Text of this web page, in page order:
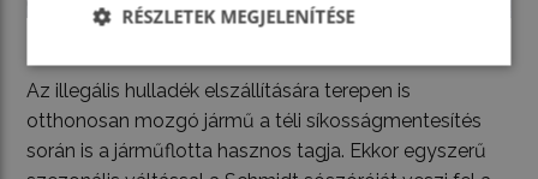
Az illegális hulladék elszállítására terepen is
otthonosan mozgó jármű a téli síkosságmentesítés
során is a járműflotta hasznos tagja. Ekkor egyszerű
RÉSZLETEK MEGJELENÍTÉSE